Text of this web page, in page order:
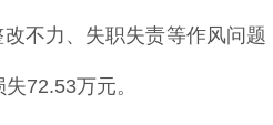
不力、失职失责等作风问题
72.53万元。